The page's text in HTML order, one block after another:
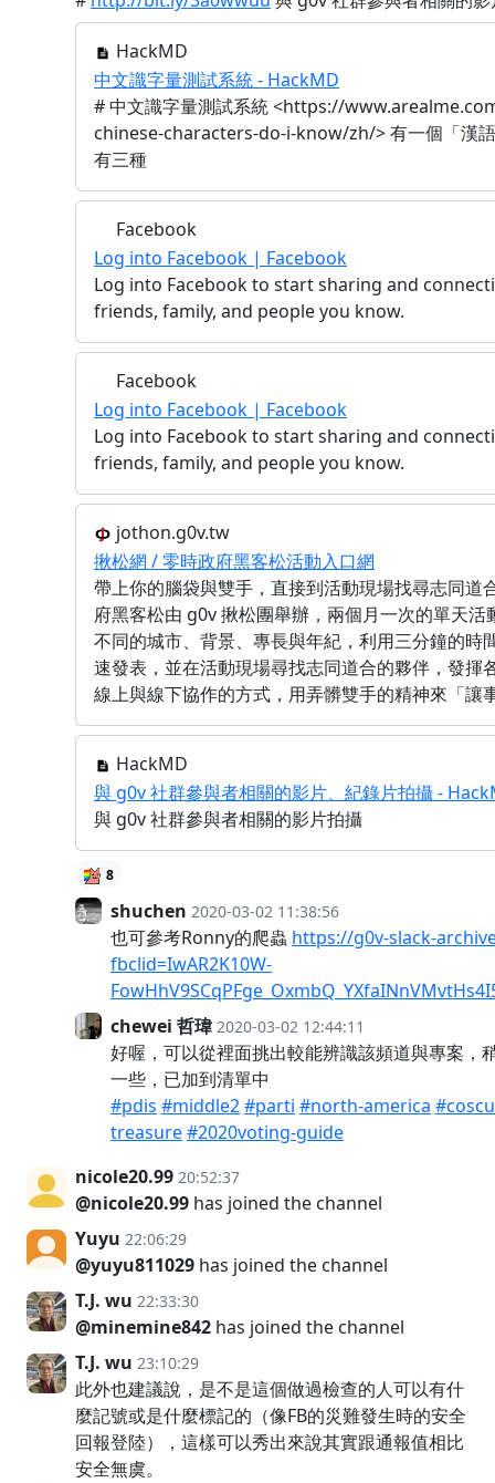
HackMD
中文識字量測試系統 - HackMD
# 中文識字量測試系統 <https://
chinese-characters-do-i-know/zh/> 有一個「漢
有三種
Facebook
Log into Facebook | Facebook
Log into Facebook to start sharing and
friends, family, and people you know.
Facebook
Log into Facebook | Facebook
Log into Facebook to start sharing and
friends, family, and people you know.
jothon.g0v.tw
揪松網 / 零時政府黑客松活動入口網
帶上你的腦袋與雙手，直接到活動現場找尋志同道
府黑客松由 g0v 揪松團舉辦，兩個月一次的單天活
不同的城市、背景、專長與年紀，利用三分鐘的時
速發表，並在活動現場尋找志同道合的夥伴，發揮
線上與線下協作的方式，用弄髒雙手的精神來「讓
HackMD
與 g0v 社群參與者相關的影片、紀錄片拍攝 -
與 g0v 社群參與者相關的影片拍攝
8
shuchen 2020-03-02 11:38:56
也可參考Ronny的爬蟲 https://g0v-slack-
fbclid=IwAR2K10W-
chewei 哲瑋 2020-03-02 12:44:11
好喔，可以從裡面挑出較能辨識該頻道與專案，
一些，已加到清單中
#pdis #middle2#parti #north-america
treasure#2020voting-guide
nicole20.99 20:52:37
@nicole20.99 has joined the channel
Yuyu 22:06:29
@yuyu811029 has joined the channel
T.J. wu 22:33:30
@minemine842 has joined the channel
T.J. wu 23:10:29
此外也建議說，是不是這個做過檢查的人可以有什
麼記號或是什麼標記的（像FB的災難發生時的安全
回報登陸），這樣可以秀出來說其實跟通報值相比
安全無虞。